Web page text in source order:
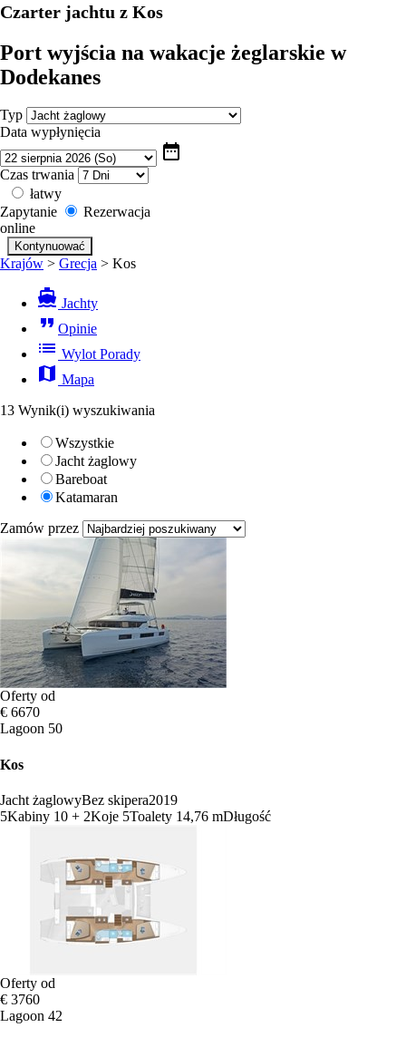
Czarter jachtu z Kos
Port wyjścia na wakacje żeglarskie w
Dodekanes
Typ
Data wypłynięcia
date_range
Czas trwania
łatwy
Zapytanie
Rezerwacja
online
Krajów > Grecja > Kos
directions_boat Jachty
format_quote Opinie
list Wylot Porady
map Mapa
13 Wynik(i) wyszukiwania
Wszystkie
Jacht żaglowy
Bareboat
Katamaran
Zamów przez
Oferty od
€ 6670
Lagoon 50
Kos
Jacht żaglowyBez skipera2019
5Kabiny 10 + 2Koje 5Toalety 14,76 mDługość
Oferty od
€ 3760
Lagoon 42